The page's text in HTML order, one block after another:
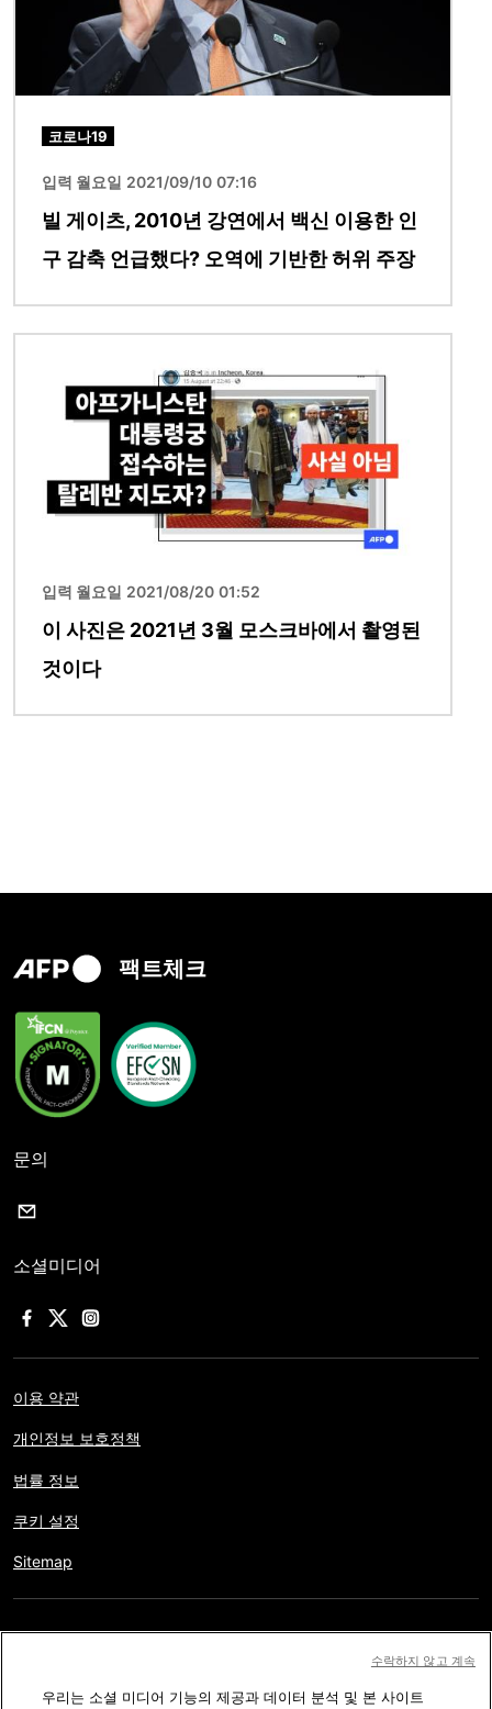
코로나19
입력 월요일 2021/09/10 07:16
빌 게이츠, 2010년 강연에서 백신 이용한 인
구 감축 언급했다? 오역에 기반한 허위 주장
입력 월요일 2021/08/20 01:52
이 사진은 2021년 3월 모스크바에서 촬영된
것이다
팩트체크
문의
소셜미디어
이용 약관
개인정보 보호정책
법률 정보
쿠키 설정
Sitemap
우리는 소셜 미디어 기능의 제공과 데이터 분석 및 본 사이트
수락하지 않고 계속